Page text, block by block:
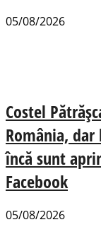
05/08/2026
Costel
România,
încă sunt
Facebook
05/08/2026